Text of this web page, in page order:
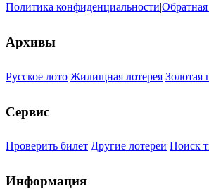
Политика конфиденциальности|Обратная
Архивы
Русское лото Жилищная лотерея Золотая
Сервис
Проверить билет Другие лотереи Поиск
Информация